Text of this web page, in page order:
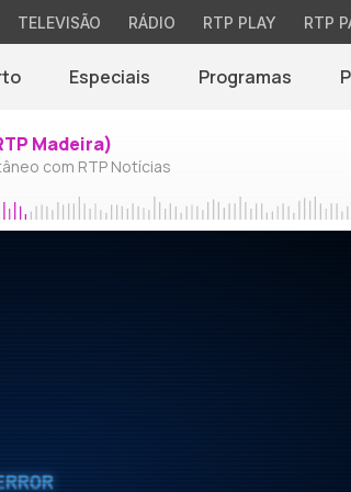
TELEVISÃO RÁDIO RTP PLAY RTP
Especiais Programas
Madeira)
com RTP Notícias